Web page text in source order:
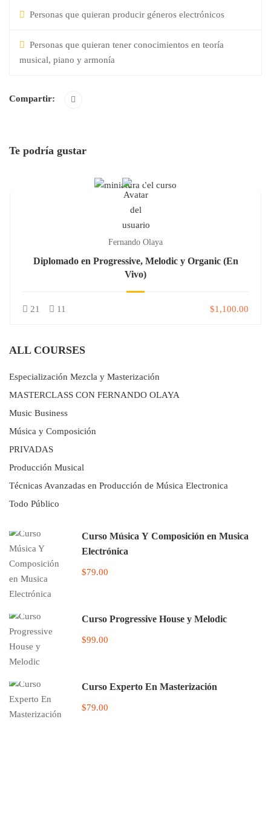
Personas que quieran producir géneros electrónicos
Personas que quieran tener conocimientos en teoría
musical, piano y armonía
Compartir:
Te podría gustar
Fernando Olaya
Diplomado en Progressive, Melodic y Organic (En
Vivo)
21 11 $1,100.00
ALL COURSES
Especialización Mezcla y Masterización
MASTERCLASS CON FERNANDO OLAYA
Music Business
Música y Composición
PRIVADAS
Producción Musical
Técnicas Avanzadas en Producción de Música Electronica
Todo Público
Curso Música Y Composición en Musica
Electrónica
$79.00
Curso Progressive House y Melodic
$99.00
Curso Experto En Masterización
$79.00